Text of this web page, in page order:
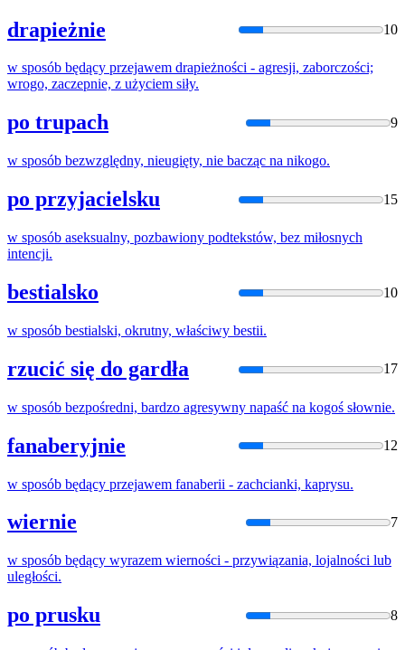
drapieżnie 10
w sposób będący przejawem drapieżności - agresji, zaborczości;
wrogo, zaczepnie, z użyciem siły.
po trupach 9
w sposób bezwzględny, nieugięty, nie bacząc na nikogo.
po przyjacielsku 15
w sposób aseksualny, pozbawiony podtekstów, bez miłosnych
intencji.
bestialsko 10
w sposób bestialski, okrutny, właściwy bestii.
rzucić się do gardła 17
w sposób bezpośredni, bardzo agresywny napaść na kogoś słownie.
fanaberyjnie 12
w sposób będący przejawem fanaberii - zachcianki, kaprysu.
wiernie 7
w sposób będący wyrazem wierności - przywiązania, lojalności lub
uległości.
po prusku 8